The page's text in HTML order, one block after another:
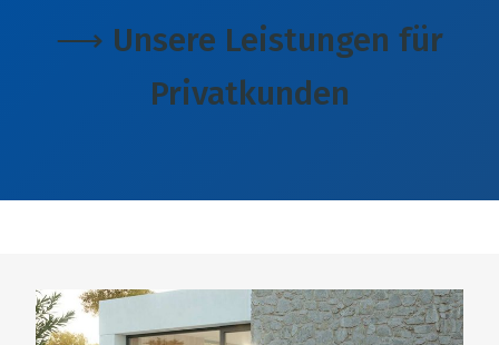
⟶ Unsere Leistungen für
Privatkunden